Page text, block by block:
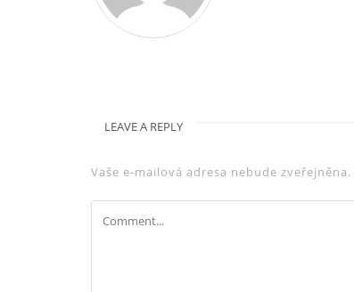
LEAVE A REPLY
Vaše e-mailová adresa nebude zveřejněna.